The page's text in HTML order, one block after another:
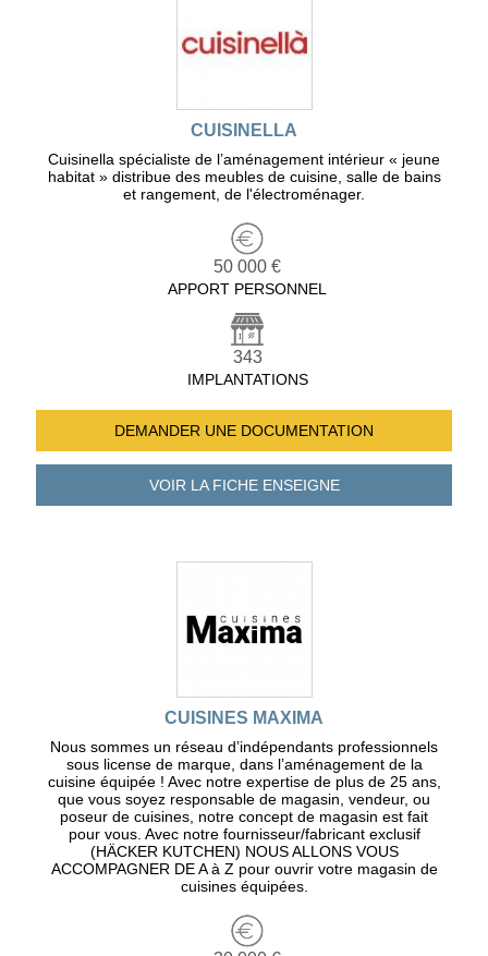
CUISINELLA
Cuisinella spécialiste de l’aménagement intérieur « jeune
habitat » distribue des meubles de cuisine, salle de bains
et rangement, de l'électroménager.
50 000 €
APPORT PERSONNEL
343
IMPLANTATIONS
DEMANDER UNE DOCUMENTATION
VOIR LA FICHEENSEIGNE
CUISINES MAXIMA
Nous sommes un réseau d’indépendants professionnels
sous license de marque, dans l’aménagement de la
cuisine équipée ! Avec notre expertise de plus de 25 ans,
que vous soyez responsable de magasin, vendeur, ou
poseur de cuisines, notre concept de magasin est fait
pour vous. Avec notre fournisseur/fabricant exclusif
(HÄCKER KUTCHEN) NOUS ALLONS VOUS
ACCOMPAGNER DE A à Z pour ouvrir votre magasin de
cuisines équipées.